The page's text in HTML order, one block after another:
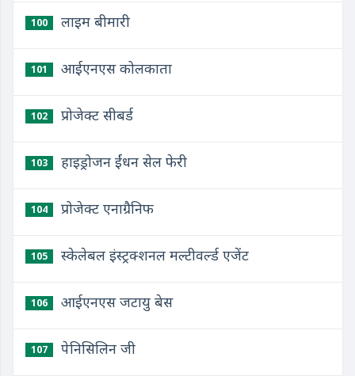
100 लाइम बीमारी
101 आईएनएस कोलकाता
102 प्रोजेक्ट सीबर्ड
103 हाइड्रोजन ईंधन सेल फेरी
104 प्रोजेक्ट एनाग्रैनिफ
105 स्केलेबल इंस्ट्रक्शनल मल्टीवर्ल्ड एजेंट
106 आईएनएस जटायु बेस
107 पेनिसिलिन जी